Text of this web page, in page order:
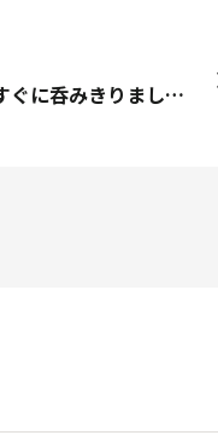
呂布。 あっさりしてすぐに呑みきりました🙆